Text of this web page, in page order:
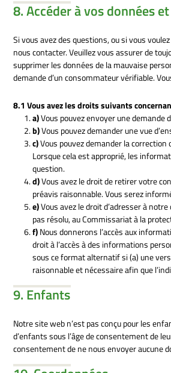
8. Accéder à vos données
Si vous avez des questions, ou si vous
nous contacter. Veuillez vous assurer de
supprimer les données de la mauvaise
demande d’un consommateur vérifiable.
8.1 Vous avez les droits suivants
Vous pouvez envoyer une demande
Vous pouvez demander une vue
Vous pouvez demander la
Lorsque cela est approprié, les
question.
Vous avez le droit de retirer votre
préavis raisonnable. Vous serez
Vous avez le droit d’adresser à
pas résolu, au Commissariat à la
Nous donnerons l’accès aux
droit à l’accès à des informations
sous ce format alternatif si (a) une
raisonnable et nécessaire afin que
9. Enfants
Notre site web n’est pas conçu pour les
d’enfants sous l’âge de consentement de
consentement de ne nous envoyer aucune